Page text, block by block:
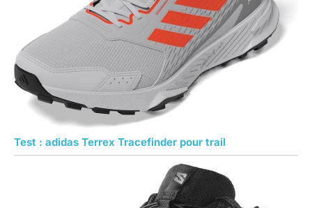
Test : adidas Terrex Tracefinder pour trail